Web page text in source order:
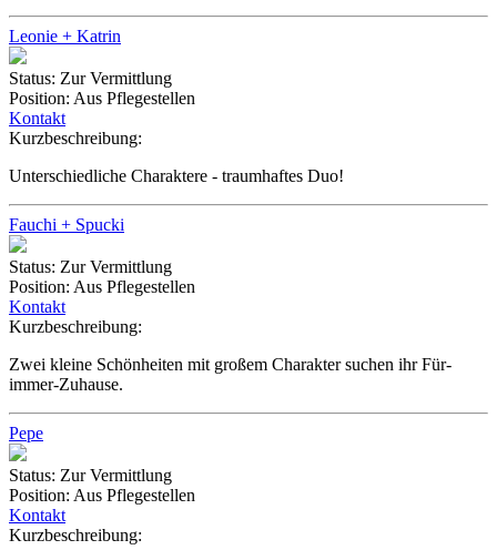
Leonie + Katrin
Status: Zur Vermittlung
Position: Aus Pflegestellen
Kontakt
Kurzbeschreibung:
Unterschiedliche Charaktere - traumhaftes Duo!
Fauchi + Spucki
Status: Zur Vermittlung
Position: Aus Pflegestellen
Kontakt
Kurzbeschreibung:
Zwei kleine Schönheiten mit großem Charakter suchen ihr Für-
immer-Zuhause.
Pepe
Status: Zur Vermittlung
Position: Aus Pflegestellen
Kontakt
Kurzbeschreibung: